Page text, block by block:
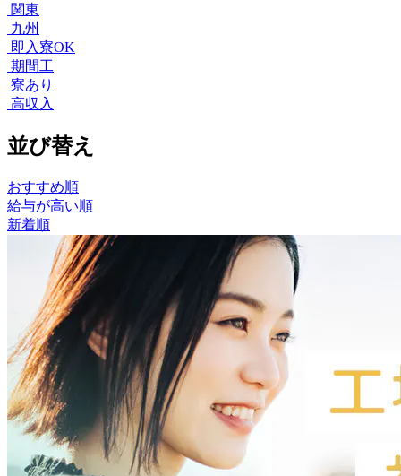
関東
九州
即入寮OK
期間工
寮あり
高収入
並び替え
おすすめ順
給与が高い順
新着順